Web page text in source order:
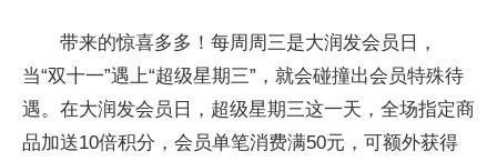
带来的惊喜多多！每周周三是大润发会员日，
当“双十一”遇上“超级星期三”，就会碰撞出会员特殊待
遇。在大润发会员日，超级星期三这一天，全场指定商
品加送10倍积分，会员单笔消费满50元，可额外获得